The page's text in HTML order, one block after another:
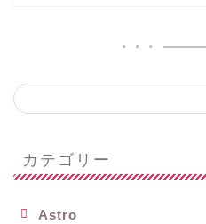
カテゴリー
Astro